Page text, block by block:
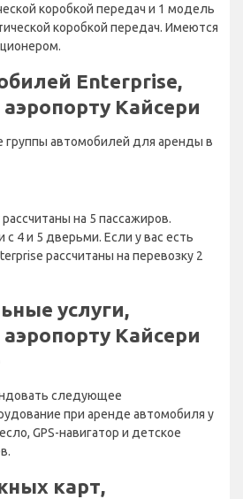
коробкой передач и 1 модель
коробкой передач. Имеются
Enterprise,
Кайсери
автомобилей для аренды в
на 5 пассажиров.
4 и 5 дверьми. Если у вас есть
рассчитаны на перевозку 2
услуги,
Кайсери
следующее
при аренде автомобиля у
GPS-навигатор и детское
карт,